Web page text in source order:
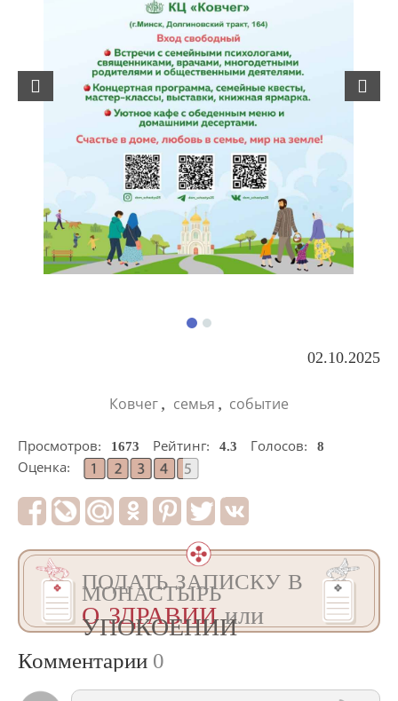
Previous Next
02.10.2025
Ковчег , семья , событие
Просмотров: 1673 Рейтинг: 4.3 Голосов:
8
Оценка:
ПОДАТЬ ЗАПИСКУ В
МОНАСТЫРЬ
О ЗДРАВИИили
УПОКОЕНИИ
Комментарии 0